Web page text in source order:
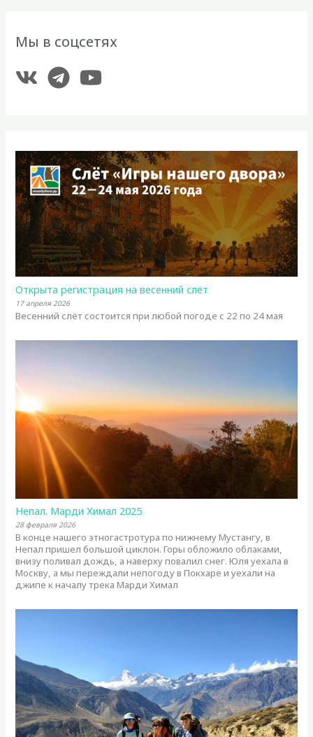
Мы в соцсетях
Открыта регистрация на весенний слёт
17 апреля 2026
Весенний слёт состоится при любой погоде с 22 по 24 мая
Непал. Марди Химал 2025
28 февраля 2026
В конце нашего этногастротура по нижнему Мустангу, в
Непал пришел большой циклон. Горы обложило облаками,
внизу поливал дождь, а наверху повалил снег. Юля уехала в
Москву, а мы переждали непогоду в Покхаре и уехали на
джипе к началу трека Марди Химал